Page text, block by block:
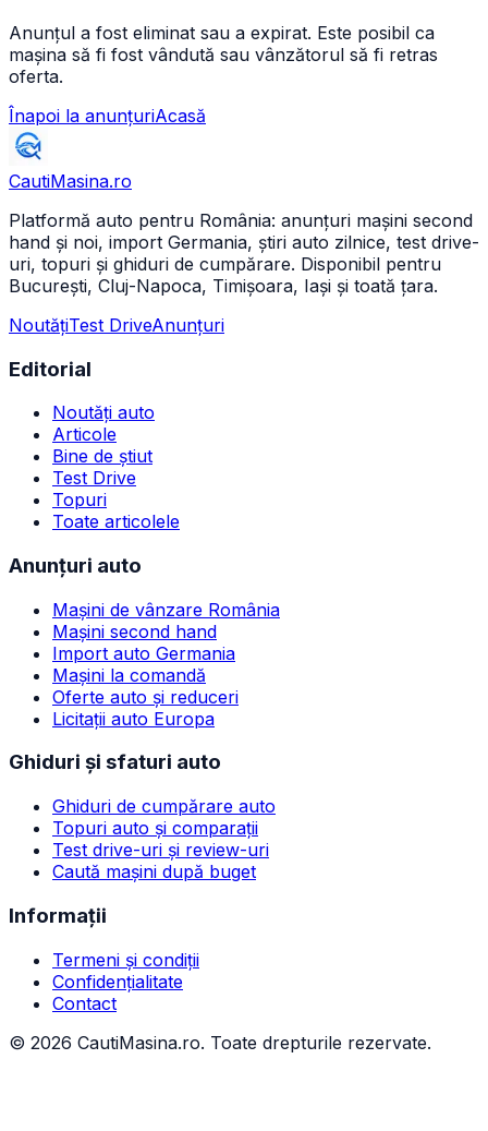
Anunțul a fost eliminat sau a expirat. Este posibil ca
mașina să fi fost vândută sau vânzătorul să fi retras
oferta.
Înapoi la anunțuriAcasă
CautiMasina.ro
Platformă auto pentru România: anunțuri mașini second
hand și noi, import Germania, știri auto zilnice, test drive-
uri, topuri și ghiduri de cumpărare. Disponibil pentru
București, Cluj-Napoca, Timișoara, Iași și toată țara.
NoutățiTest DriveAnunțuri
Editorial
Noutăți auto
Articole
Bine de știut
Test Drive
Topuri
Toate articolele
Anunțuri auto
Mașini de vânzare România
Mașini second hand
Import auto Germania
Mașini la comandă
Oferte auto și reduceri
Licitații auto Europa
Ghiduri și sfaturi auto
Ghiduri de cumpărare auto
Topuri auto și comparații
Test drive-uri și review-uri
Caută mașini după buget
Informații
Termeni și condiții
Confidențialitate
Contact
© 2026 CautiMasina.ro. Toate drepturile rezervate.